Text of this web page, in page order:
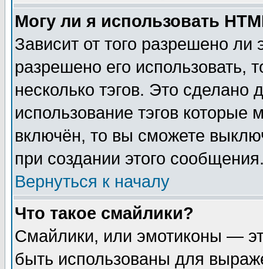
Могу ли я использовать
Зависит от того разрешено
разрешено его использовать,
несколько тэгов. Это сделано
использование тэгов
включён, то вы сможете
при создании этого
Вернуться к началу
Что такое смайлики?
Смайлики, или эмотиконы —
быть использованы для